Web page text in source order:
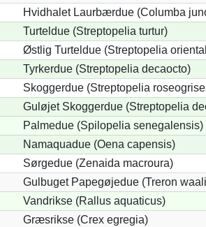
Hvidhalet Laurbærdue (Columba
Turteldue (Streptopelia turtur)
Østlig Turteldue (Streptopelia
Tyrkerdue (Streptopelia decaocto)
Skoggerdue (Streptopelia
Guløjet Skoggerdue (Streptopelia
Palmedue (Spilopelia senegalensis)
Namaquadue (Oena capensis)
Sørgedue (Zenaida macroura)
Gulbuget Papegøjedue (Treron
Vandrikse (Rallus aquaticus)
Græsrikse (Crex egregia)